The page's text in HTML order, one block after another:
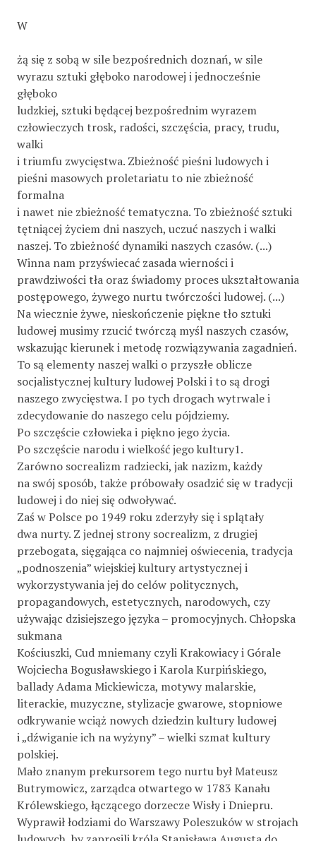
W
żą się z sobą w sile bezpośrednich doznań, w sile
wyrazu sztuki głęboko narodowej i jednocześnie
głęboko
ludzkiej, sztuki będącej bezpośrednim wyrazem
człowieczych trosk, radości, szczęścia, pracy, trudu,
walki
i triumfu zwycięstwa. Zbieżność pieśni ludowych i
pieśni masowych proletariatu to nie zbieżność
formalna
i nawet nie zbieżność tematyczna. To zbieżność sztuki
tętniącej życiem dni naszych, uczuć naszych i walki
naszej. To zbieżność dynamiki naszych czasów. (...)
Winna nam przyświecać zasada wierności i
prawdziwości tła oraz świadomy proces ukształtowania
postępowego, żywego nurtu twórczości ludowej. (...)
Na wiecznie żywe, nieskończenie piękne tło sztuki
ludowej musimy rzucić twórczą myśl naszych czasów,
wskazując kierunek i metodę rozwiązywania zagadnień.
To są elementy naszej walki o przyszłe oblicze
socjalistycznej kultury ludowej Polski i to są drogi
naszego zwycięstwa. I po tych drogach wytrwale i
zdecydowanie do naszego celu pójdziemy.
Po szczęście człowieka i piękno jego życia.
Po szczęście narodu i wielkość jego kultury1.
Zarówno socrealizm radziecki, jak nazizm, każdy
na swój sposób, także próbowały osadzić się w tradycji
ludowej i do niej się odwoływać.
Zaś w Polsce po 1949 roku zderzyły się i splątały
dwa nurty. Z jednej strony socrealizm, z drugiej
przebogata, sięgająca co najmniej oświecenia, tradycja
„podnoszenia” wiejskiej kultury artystycznej i
wykorzystywania jej do celów politycznych,
propagandowych, estetycznych, narodowych, czy
używając dzisiejszego języka – promocyjnych. Chłopska
sukmana
Kościuszki, Cud mniemany czyli Krakowiacy i Górale
Wojciecha Bogusławskiego i Karola Kurpińskiego,
ballady Adama Mickiewicza, motywy malarskie,
literackie, muzyczne, stylizacje gwarowe, stopniowe
odkrywanie wciąż nowych dziedzin kultury ludowej
i „dźwiganie ich na wyżyny” – wielki szmat kultury
polskiej.
Mało znanym prekursorem tego nurtu był Mateusz
Butrymowicz, zarządca otwartego w 1783 Kanału
Królewskiego, łączącego dorzecze Wisły i Dniepru.
Wyprawił łodziami do Warszawy Poleszuków w strojach